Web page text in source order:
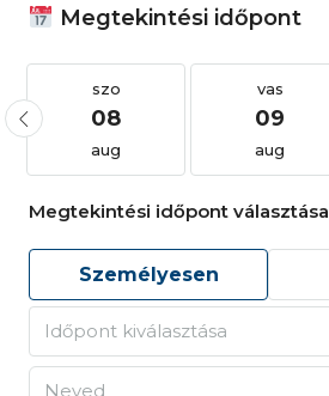
Megtekintési időpont
szo
08
aug
vas
09
aug
Megtekintési időpont választása
Személyesen
Időpont kiválasztása